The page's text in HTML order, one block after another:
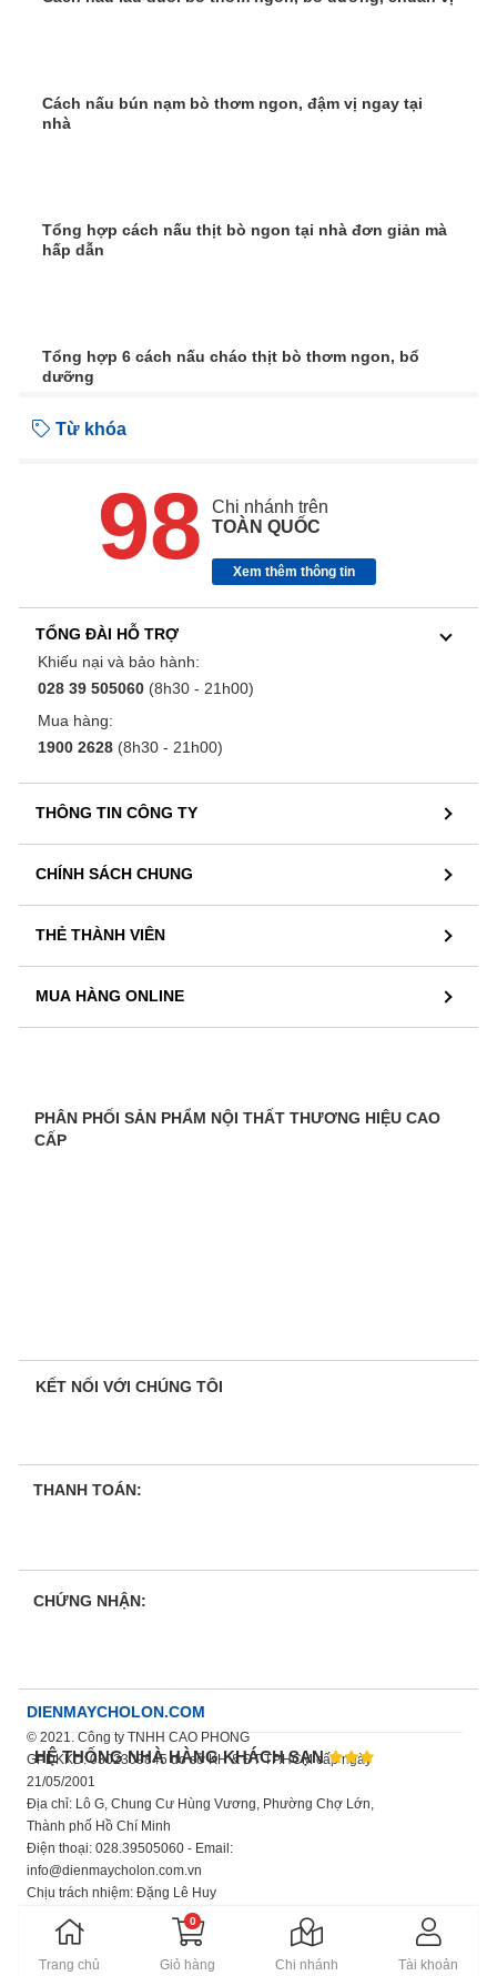
Cách nấu bún nạm bò thơm ngon, đậm vị ngay tại
nhà
Tổng hợp cách nấu thịt bò ngon tại nhà đơn giản mà
hấp dẫn
Tổng hợp 6 cách nấu cháo thịt bò thơm ngon, bổ
dưỡng
Từ khóa
98
Chi nhánh trên
TOÀN QUỐC
Xem thêm thông tin
TỔNG ĐÀI HỖ TRỢ
Khiếu nại và bảo hành:
028 39 505060 (8h30 - 21h00)
Mua hàng:
1900 2628 (8h30 - 21h00)
THÔNG TIN CÔNG TY
CHÍNH SÁCH CHUNG
THẺ THÀNH VIÊN
MUA HÀNG ONLINE
PHÂN PHỐI SẢN PHẨM NỘI THẤT THƯƠNG HIỆU CAO
CẤP
HỆ THỐNG NHÀ HÀNG KHÁCH SẠN
KẾT NỐI VỚI CHÚNG TÔI
THANH TOÁN:
CHỨNG NHẬN:
DIENMAYCHOLON.COM
© 2021. Công ty TNHH CAO PHONG
GPDKKD: 0302309845 do sở KH & ĐT TP.HCM cấp ngày
21/05/2001
Địa chỉ: Lô G, Chung Cư Hùng Vương, Phường Chợ Lớn,
Thành phố Hồ Chí Minh
Điện thoại: 028.39505060 - Email:
info@dienmaycholon.com.vn
Chịu trách nhiệm: Đặng Lê Huy
Xem thêm chính sách bảo mật thông tin
Trang chủ
0
Giỏ hàng Chi nhánh Tài khoản